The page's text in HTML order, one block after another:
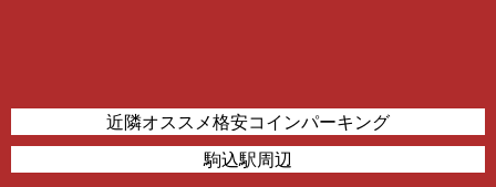
近隣オススメ格安コインパーキング
駒込駅周辺